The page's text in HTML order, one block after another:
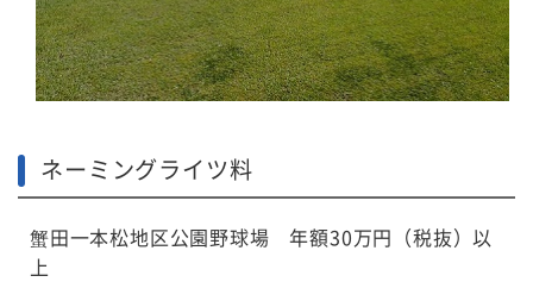
ネーミングライツ料
蟹田一本松地区公園野球場 年額30万円（税抜）以
上